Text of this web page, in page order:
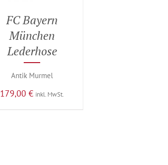
FC Bayern
München
Lederhose
Antik Murmel
179,00€ inkl. MwSt.